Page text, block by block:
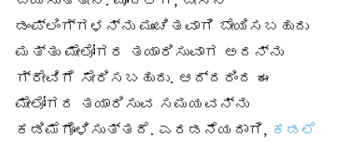
ಡಂಪ್ಲಿಂಗ್ಗಳನ್ನು ಮುಂಚಿತವಾಗಿ ಬೇಯಿಸಬಹುದು
ಮತ್ತು ಮೇಲೋಗರ ತಯಾರಿಸುವಾಗ ಅದನ್ನು
ಗ್ರೇವಿಗೆ ಸೇರಿಸಬಹುದು. ಆದ್ದರಿಂದ ಈ
ಮೇಲೋಗರ ತಯಾರಿಸುವ ಸಮಯವನ್ನು
ಕಡಿಮೆಗೊಳಿಸುತ್ತದೆ. ಎರಡನೆಯದಾಗಿ, ಕಡಲೆ